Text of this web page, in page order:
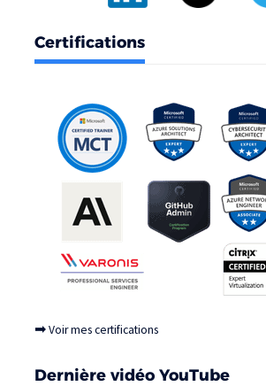
Certifications
➡Voir mes certifications
Dernière vidéo YouTube